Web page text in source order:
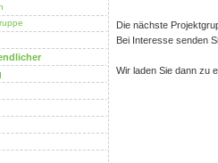
Die nächste
Bei Interesse senden
Wir laden Sie dann zu